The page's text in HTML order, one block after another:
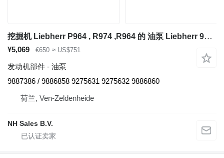
挖掘机 Liebherr P964 , R974 ,R964 的 油泵 Liebherr 9887386
¥5,069 €650 ≈ US$751
发动机部件 - 油泵
9887386 / 9886858 9275631 9275632 9886860
荷兰, Ven-Zeldenheide
NH Sales B.V.